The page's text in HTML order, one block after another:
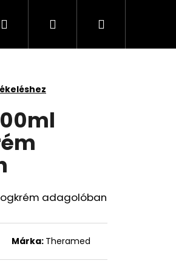
olaj, italok Üzleti feltételek
KeresésBejelentkezés
Kosár
adagolóban
Márka: Theramed